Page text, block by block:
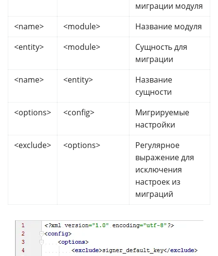
миграции модуля
<name>
<module>
Название модуля
<entity>
<module>
Сущность для
миграции
<name>
<entity>
Название
сущности
<options>
<config>
Мигрируемые
настройки
<exclude>
<options>
Регулярное
выражение для
исключения
настроек из
миграций